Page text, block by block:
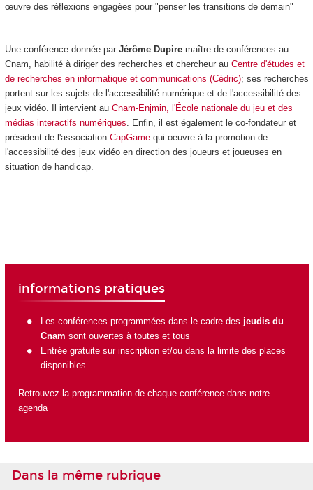
œuvre des réflexions engagées pour "penser les transitions de demain"
Une conférence donnée parJérôme Dupire maître de conférences au
Cnam, habilité à diriger des recherches et chercheur au Centre d'études et
de recherches en informatique et communications (Cédric); ses recherches
portent sur les sujets de l'accessibilité numérique et de l'accessibilité des
jeux vidéo. Il intervient au Cnam-Enjmin, l'École nationale du jeu et des
médias interactifs numériques. Enfin, il est également le co-fondateur et
président de l'associationCapGame qui oeuvre à la promotion de
l'accessibilité des jeux vidéo en direction des joueurs et joueuses en
situation de handicap.
informations pratiques
Les conférences programmées dans le cadre des jeudis du
Cnam sont ouvertes à toutes et tous
Entrée gratuite sur inscription et/ou dans la limite des places
disponibles.
Retrouvez la programmation de chaque conférence dans notre
agenda
Dans la même rubrique